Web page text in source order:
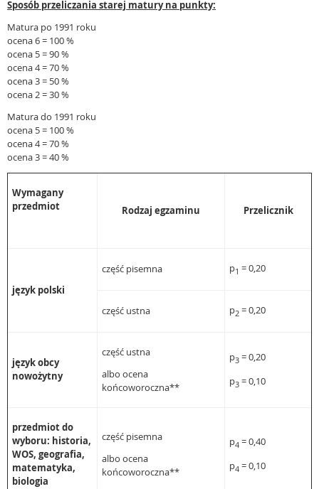
Sposób przeliczania starej matury na punkty:
Matura po 1991 roku
ocena 6 = 100 %
ocena 5 = 90 %
ocena 4 = 70 %
ocena 3 = 50 %
ocena 2 = 30 %
Matura do 1991 roku
ocena 5 = 100 %
ocena 4 = 70 %
ocena 3 = 40 %
Wymagany
przedmiot
Rodzaj egzaminu Przelicznik
język polski
część pisemna p1 = 0,20
część ustna p2 = 0,20
język obcy
nowożytny
część ustna
albo ocena
końcoworoczna**
p3 = 0,20
p3 = 0,10
przedmiot do
wyboru: historia,
WOS, geografia,
matematyka,
biologia
część pisemna
albo ocena
końcoworoczna**
p4 = 0,40
p4 = 0,10